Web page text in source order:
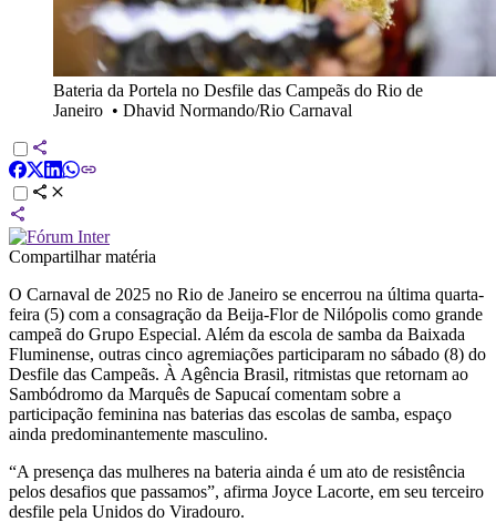
Bateria da Portela no Desfile das Campeãs do Rio de
Janeiro • Dhavid Normando/Rio Carnaval
Compartilhar matéria
O Carnaval de 2025 no Rio de Janeiro se encerrou na última quarta-
feira (5) com a consagração da Beija-Flor de Nilópolis como grande
campeã do Grupo Especial. Além da escola de samba da Baixada
Fluminense, outras cinco agremiações participaram no sábado (8) do
Desfile das Campeãs. À Agência Brasil, ritmistas que retornam ao
Sambódromo da Marquês de Sapucaí comentam sobre a
participação feminina nas baterias das escolas de samba, espaço
ainda predominantemente masculino.
“A presença das mulheres na bateria ainda é um ato de resistência
pelos desafios que passamos”, afirma Joyce Lacorte, em seu terceiro
desfile pela Unidos do Viradouro.